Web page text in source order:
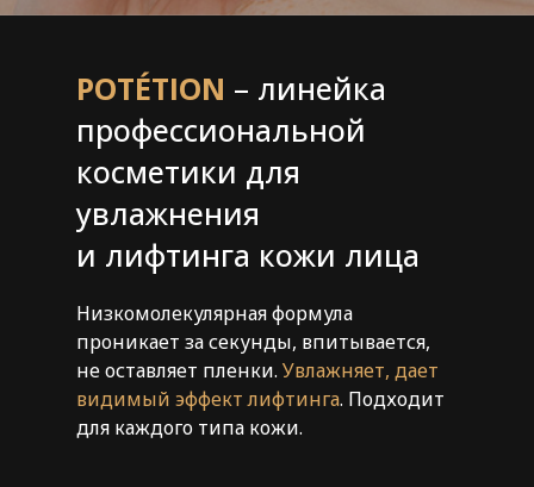
POTÉTION – линейка
профессиональной
косметики для
увлажнения
и лифтинга кожи лица
Низкомолекулярная формула
проникает за секунды, впитывается,
не оставляет пленки. Увлажняет, дает
видимый эффект лифтинга. Подходит
для каждого типа кожи.